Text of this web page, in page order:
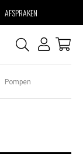
AFSPRAKEN
Pompen